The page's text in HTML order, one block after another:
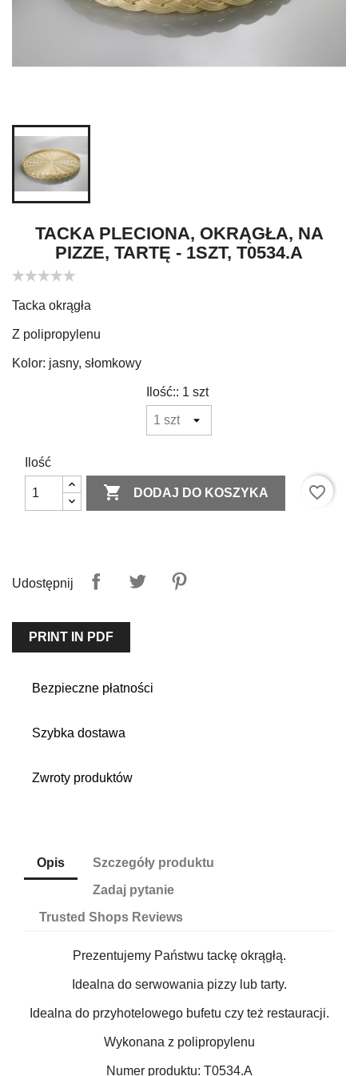
TACKA PLECIONA, OKRĄGŁA, NA
PIZZE, TARTĘ - 1SZT, T0534.A
Tacka okrągła
Z polipropylenu
Kolor: jasny, słomkowy
Ilość:: 1 szt
Ilość
 DODAJ DO KOSZYKA favorite_border
Udostępnij
PRINT IN PDF
Bezpieczne płatności
Szybka dostawa
Zwroty produktów
Opis
Szczegóły produktu
Zadaj pytanie
Trusted Shops Reviews
Prezentujemy Państwu tackę okrągłą.
Idealna do serwowania pizzy lub tarty.
Idealna do przyhotelowego bufetu czy też restauracji.
Wykonana z polipropylenu
Numer produktu: T0534.A